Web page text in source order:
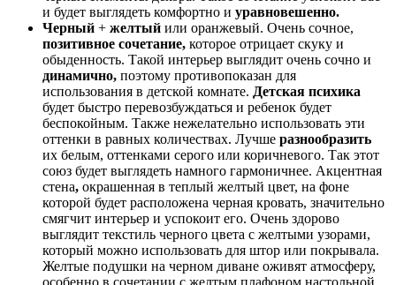
и будет выглядеть комфортно и уравновешенно.
Черный + желтый или оранжевый. Очень сочное,
позитивное сочетание, которое отрицает скуку и
обыденность. Такой интерьер выглядит очень сочно и
динамично, поэтому противопоказан для
использования в детской комнате. Детская психика
будет быстро перевозбуждаться и ребенок будет
беспокойным. Также нежелательно использовать эти
оттенки в равных количествах. Лучше разнообразить
их белым, оттенками серого или коричневого. Так этот
союз будет выглядеть намного гармоничнее. Акцентная
стена, окрашенная в теплый желтый цвет, на фоне
которой будет расположена черная кровать, значительно
смягчит интерьер и успокоит его. Очень здорово
выглядит текстиль черного цвета с желтыми узорами,
который можно использовать для штор или покрывала.
Желтые подушки на черном диване оживят атмосферу,